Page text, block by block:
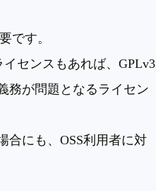
です。
センスもあれば、GPLv3
務が問題となるライセン
合にも、OSS利用者に対